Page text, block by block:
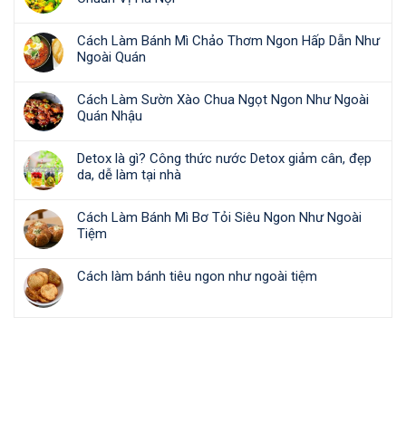
Cách Làm Bánh Mì Chảo Thơm Ngon Hấp Dẫn Như
Ngoài Quán
Cách Làm Sườn Xào Chua Ngọt Ngon Như Ngoài
Quán Nhậu
Detox là gì? Công thức nước Detox giảm cân, đẹp
da, dễ làm tại nhà
Cách Làm Bánh Mì Bơ Tỏi Siêu Ngon Như Ngoài
Tiệm
Cách làm bánh tiêu ngon như ngoài tiệm